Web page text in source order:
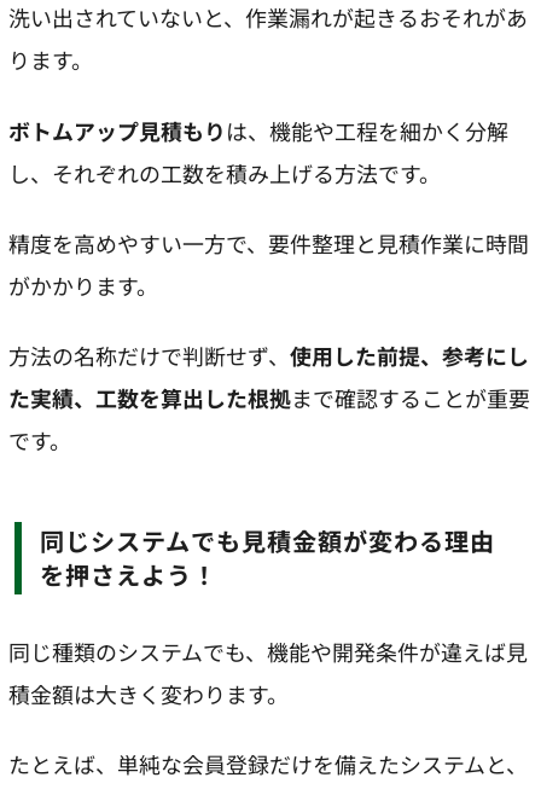
洗い出されていないと、作業漏れが起きるおそれがあ
ります。
ボトムアップ見積もりは、機能や工程を細かく分解
し、それぞれの工数を積み上げる方法です。
精度を高めやすい一方で、要件整理と見積作業に時間
がかかります。
方法の名称だけで判断せず、 使用した前提、参考にし
た実績、工数を算出した根拠まで確認することが重要
です。
同じシステムでも見積金額が変わる理由
を押さえよう！
同じ種類のシステムでも、機能や開発条件が違えば見
積金額は大きく変わります。
たとえば、単純な会員登録だけを備えたシステムと、